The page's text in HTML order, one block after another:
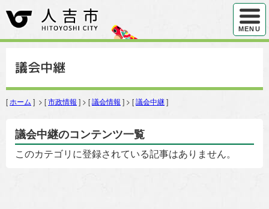
ハンバ
MENU
議会中継
[ ホーム ] > [市政情報 ] > [議会情報 ] > [議会中継]
議会中継のコンテンツ一覧
このカテゴリに登録されている記事はありません。